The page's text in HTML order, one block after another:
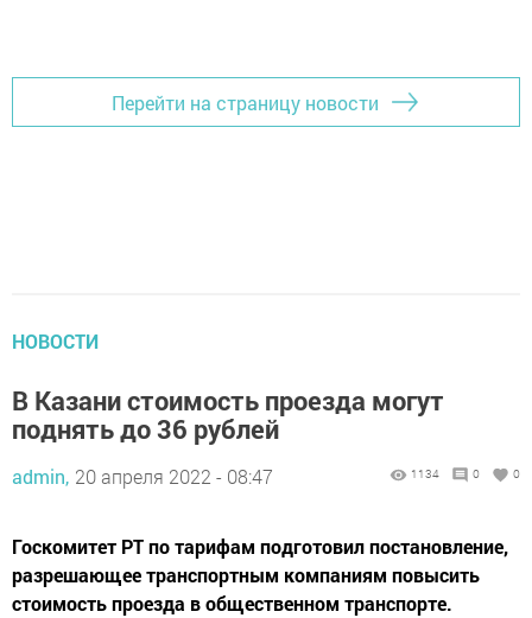
Перейти на страницу новости
НОВОСТИ
В Казани стоимость проезда могут
поднять до 36 рублей
admin, 20 апреля 2022 - 08:47 1134 0 0
Госкомитет РТ по тарифам подготовил постановление,
разрешающее транспортным компаниям повысить
стоимость проезда в общественном транспорте.